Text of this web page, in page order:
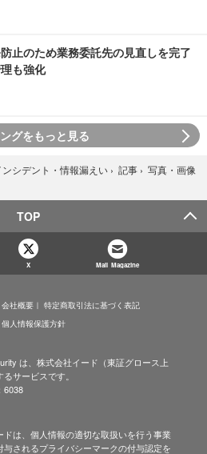
止のため業務委託先の見直しを完了
も強化
グをもっと見る
ンシデント・情報漏えい › 記事 › 写真・画像
TOP
X Mail Magazine
会社概要
特定商取引法に基づく表記
個人情報保護方針
は、株式会社イード（東証グロース上
サービスです。
6038
ドは、個人情報の適切な取扱いを行う事業
与されるプライバシーマークの付与認定を